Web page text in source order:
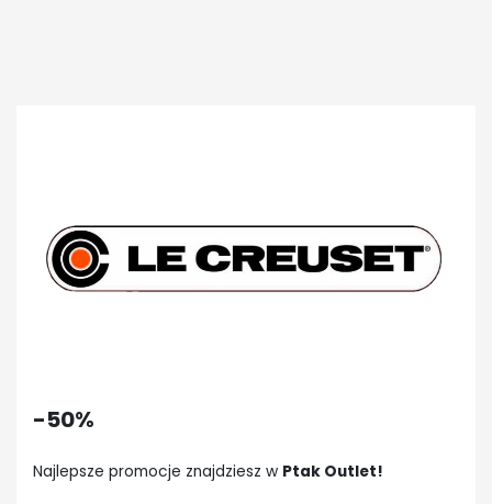
-50%
Najlepsze promocje znajdziesz w Ptak Outlet!